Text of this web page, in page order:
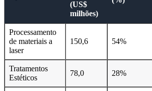
(US$
milhões)
Processamento
de materiais a
laser
150,6 54%
Tratamentos
Estéticos
78,0 28%